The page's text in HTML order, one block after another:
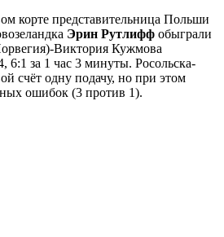
корте представительница Польши
Эрин Рутлифф обыграли
Виктория Кужмова
6:1 за 1 час 3 минуты. Росольска-
счёт одну подачу, но при этом
ошибок (3 против 1).